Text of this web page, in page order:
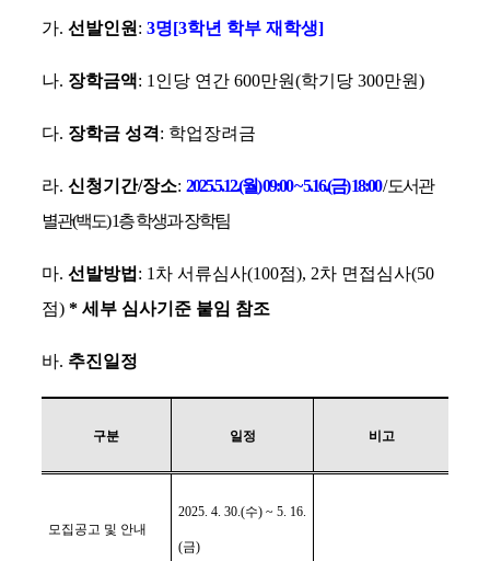
가. 선발인원 : 3명[3학년 학부 재학생]
나. 장학금액: 1 인당 연간 600만원(학기당 300만원)
다. 장학금 성격: 학업장려금
라. 신청기간/장소: 2025.5.12.(월) 09:00 ~ 5.16.(금) 18:00/도서관
별관(백도) 1층 학생과 장학팀
마. 선발방법 : 1 차 서류심사(100점), 2차 면접심사(50
점) * 세부 심사기준 붙임 참조
바. 추진일정
구분 일정 비고
모집공고 및 안내
2025. 4. 30.(수) ~ 5. 16.
(금)